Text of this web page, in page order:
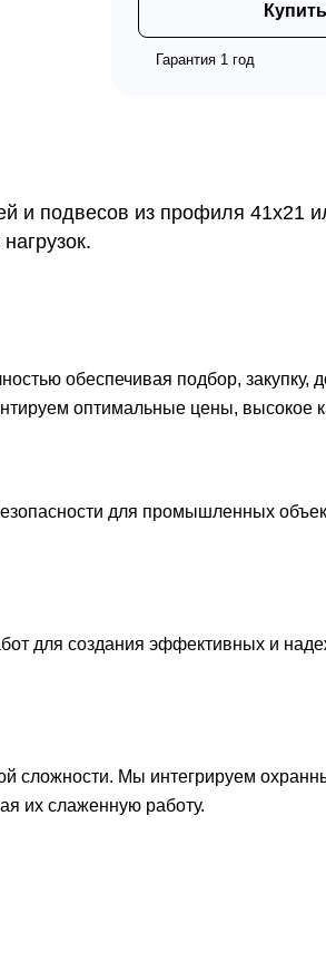
Гарантия 1 год
и подвесов из профиля 41х21
обеспечивая подбор, закупку,
оптимальные цены, высокое
для промышленных
для создания эффективных и
сложности. Мы интегрируем
их слаженную работу.